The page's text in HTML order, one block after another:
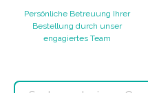
Persönliche Betreuung Ihrer
Bestellung durch unser
engagiertes Team